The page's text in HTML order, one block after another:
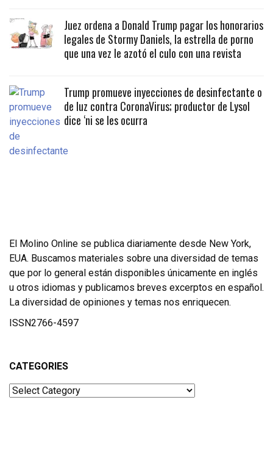
Juez ordena a Donald Trump pagar los honorarios
legales de Stormy Daniels, la estrella de porno
que una vez le azotó el culo con una revista
Trump promueve inyecciones de desinfectante o
de luz contra CoronaVirus; productor de Lysol
dice ‘ni se les ocurra
El Molino Online se publica diariamente desde New York,
EUA. Buscamos materiales sobre una diversidad de temas
que por lo general están disponibles únicamente en inglés
u otros idiomas y publicamos breves excerptos en español.
La diversidad de opiniones y temas nos enriquecen.
ISSN2766-4597
CATEGORIES
Categories